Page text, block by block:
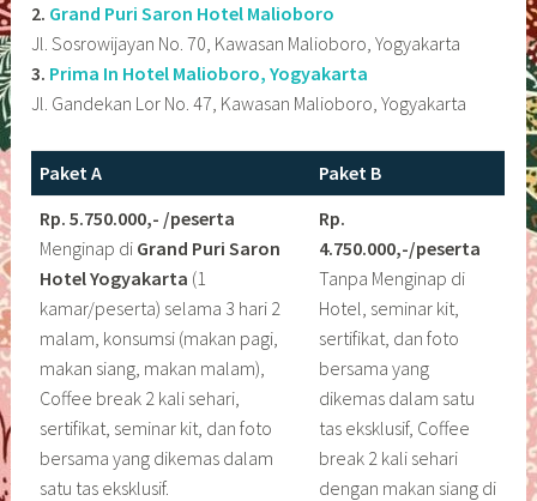
2. Grand Puri Saron Hotel Malioboro
Jl. Sosrowijayan No. 70, Kawasan Malioboro, Yogyakarta
3. Prima In Hotel Malioboro, Yogyakarta
Jl. Gandekan Lor No. 47, Kawasan Malioboro, Yogyakarta
Paket A
Paket B
Rp. 5.750.000,- /peserta
Menginap di Grand Puri Saron
Hotel Yogyakarta (1
kamar/peserta) selama 3 hari 2
malam, konsumsi (makan pagi,
makan siang, makan malam),
Coffee break 2 kali sehari,
sertifikat, seminar kit, dan foto
bersama yang dikemas dalam
satu tas eksklusif.
Rp.
4.750.000,-/peserta
Tanpa Menginap di
Hotel, seminar kit,
sertifikat, dan foto
bersama yang
dikemas dalam satu
tas eksklusif, Coffee
break 2 kali sehari
dengan makan siang di